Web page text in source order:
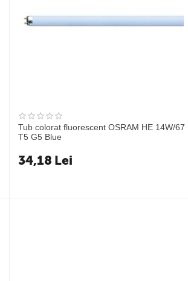
Tub colorat fluorescent OSRAM HE 14W/67
T5 G5 Blue
34,18 Lei